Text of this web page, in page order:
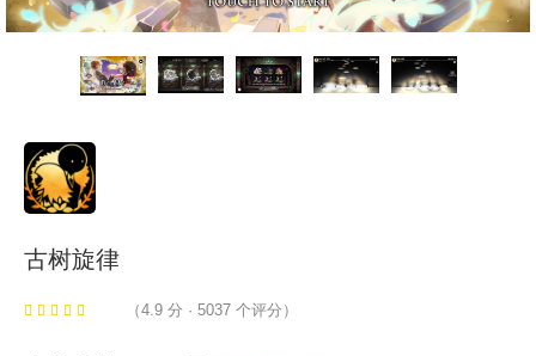
古树旋律
（4.9 分 · 5037 个评分）